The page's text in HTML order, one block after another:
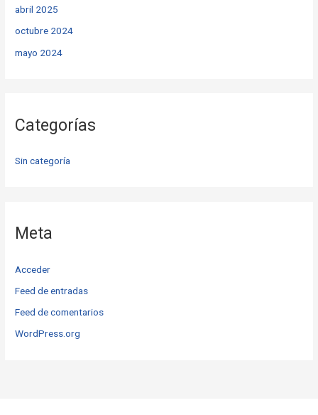
abril 2025
octubre 2024
mayo 2024
Categorías
Sin categoría
Meta
Acceder
Feed de entradas
Feed de comentarios
WordPress.org